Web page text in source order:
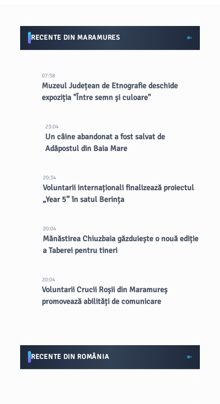
RECENTE DIN MARAMURES
07:58
Muzeul Județean de Etnografie deschide
expoziția "Între semn și culoare"
23:04
Un câine abandonat a fost salvat de
Adăpostul din Baia Mare
20:34
Voluntarii internaționali finalizează proiectul
„Year 5” în satul Berința
20:04
Mănăstirea Chiuzbaia găzduiește o nouă ediție
a Taberei pentru tineri
20:04
Voluntarii Crucii Roșii din Maramureș
promovează abilități de comunicare
RECENTE DIN ROMÂNIA